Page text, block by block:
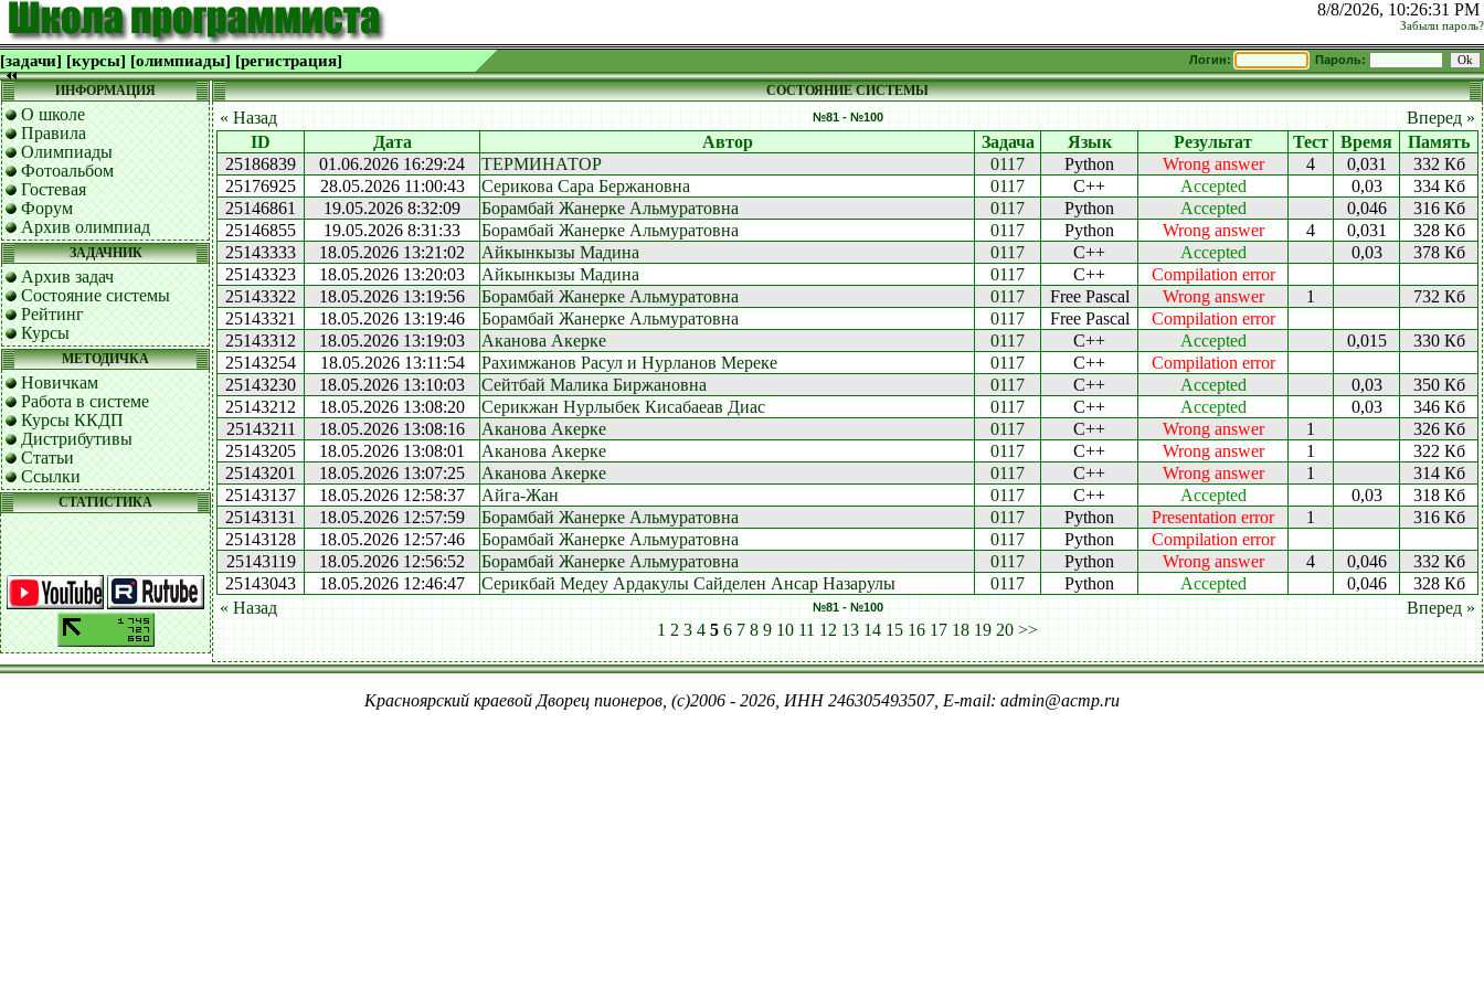
8/8/2026, 10:26:31 PM
Забыли пароль?
[задачи] [курсы] [олимпиады] [регистрация] Логин: Пароль:
ИНФОРМАЦИЯ
О школе
Правила
Олимпиады
Фотоальбом
Гостевая
Форум
Архив олимпиад
ЗАДАЧНИК
Архив задач
Состояние системы
Рейтинг
Курсы
МЕТОДИЧКА
Новичкам
Работа в системе
Курсы ККДП
Дистрибутивы
Статьи
Ссылки
СТАТИСТИКА
СОСТОЯНИЕ СИСТЕМЫ
« Назад №81 - №100
Вперед »
ID
Дата Автор Задача Язык Результат Тест Время
Память
25186839
01.06.2026 16:29:24 ТЕРМИНАТОР 0117 Python Wrong answer 4 0,031
332 Кб
25176925
28.05.2026 11:00:43 Серикова Сара Бержановна 0117 C++ Accepted 0,03
334 Кб
25146861
19.05.2026 8:32:09 Борамбай Жанерке Альмуратовна 0117 Python Accepted 0,046
316 Кб
25146855
19.05.2026 8:31:33 Борамбай Жанерке Альмуратовна 0117 Python Wrong answer 4 0,031
328 Кб
25143333
18.05.2026 13:21:02 Айкынкызы Мадина 0117 C++ Accepted 0,03
378 Кб
25143323
18.05.2026 13:20:03 Айкынкызы Мадина 0117 C++
Compilation error
25143322
18.05.2026 13:19:56 Борамбай Жанерке Альмуратовна 0117 Free Pascal Wrong answer 1
732 Кб
25143321
18.05.2026 13:19:46 Борамбай Жанерке Альмуратовна 0117 Free Pascal
Compilation error
25143312
18.05.2026 13:19:03 Аканова Акерке 0117 C++ Accepted 0,015
330 Кб
25143254
18.05.2026 13:11:54 Рахимжанов Расул и Нурланов Мереке 0117 C++
Compilation error
25143230
18.05.2026 13:10:03 Сейтбай Малика Биржановна 0117 C++ Accepted 0,03
350 Кб
25143212
18.05.2026 13:08:20 Серикжан Нурлыбек Кисабаеав Диас 0117 C++ Accepted 0,03
346 Кб
25143211
18.05.2026 13:08:16 Аканова Акерке 0117 C++ Wrong answer 1
326 Кб
25143205
18.05.2026 13:08:01 Аканова Акерке 0117 C++ Wrong answer 1
322 Кб
25143201
18.05.2026 13:07:25 Аканова Акерке 0117 C++ Wrong answer 1
314 Кб
25143137
18.05.2026 12:58:37 Айга-Жан 0117 C++ Accepted 0,03
318 Кб
25143131
18.05.2026 12:57:59 Борамбай Жанерке Альмуратовна 0117 Python Presentation error 1
316 Кб
25143128
18.05.2026 12:57:46 Борамбай Жанерке Альмуратовна 0117 Python
Compilation error
25143119
18.05.2026 12:56:52 Борамбай Жанерке Альмуратовна 0117 Python Wrong answer 4 0,046
332 Кб
25143043
18.05.2026 12:46:47 Серикбай Медеу Ардакулы Сайделен Ансар Назарулы 0117 Python Accepted 0,046
328 Кб
« Назад
№81 - №100
Вперед »
1 2 3 4 5 6 7 8 9 10 11 12 13 14 15 16 17 18 19 20 >>
Красноярский краевой Дворец пионеров, (c)2006 - 2026, ИНН 246305493507, E-mail: admin@acmp.ru